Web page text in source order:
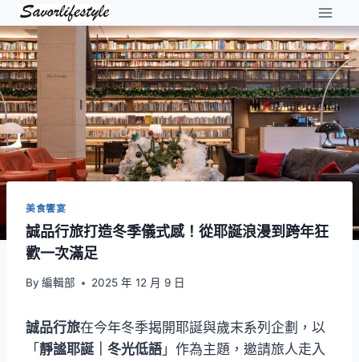
Skip
to
content
美食饗宴
誠品行旅打造冬季儀式感！從耶誕浪漫到跨年狂
歡一次滿足
By 編輯部 2025 年 12 月 9 日
誠品行旅在今年冬季揭開耶誕與歲末系列企劃，以
「 靜謐耶誕｜冬光低語 」作為主題，邀請旅人走入